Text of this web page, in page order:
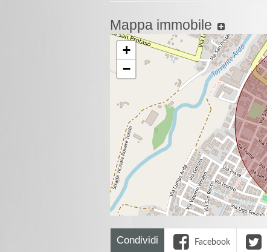
Mappa immobile
+
−
Condividi Facebook